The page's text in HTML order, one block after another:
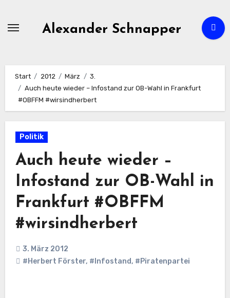
Alexander Schnapper
Start 2012 März
3.
Auch heute wieder – Infostand zur OB-Wahl in Frankfurt
#OBFFM #wirsindherbert
Politik
Auch heute wieder –
Infostand zur OB-Wahl in
Frankfurt #OBFFM
#wirsindherbert
3. März 2012
#Herbert Förster, #Infostand, #Piratenpartei